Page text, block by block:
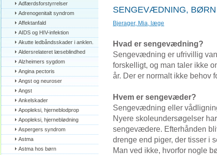
Adfærdsforstyrrelser
Adrenogenitalt syndrom
Affektanfald
AIDS og HIV-infektion
Akutte ledbåndsskader i anklen.
Aldersrelateret læseblindhed
Alzheimers sygdom
Angina pectoris
Angst og neuroser
Angst
Ankelskader
Apopleksi, hjerneblodprop
Apopleksi, hjerneblødning
Aspergers syndrom
Astma
Astma hos børn
SENGEVÆDNING, BØRN
Bjerager, Mia, læge
Hvad er sengevædning?
Sengevædning er ufrivillig
forskelligt, og man taler ikke
år. Der er normalt ikke behov
Hvem er sengevæder?
Sengevædning eller
Nyere skoleundersøgelser
sengevædere. Efterhånden
drenge end piger, der tisser i
Man ved ikke, hvorfor nogle